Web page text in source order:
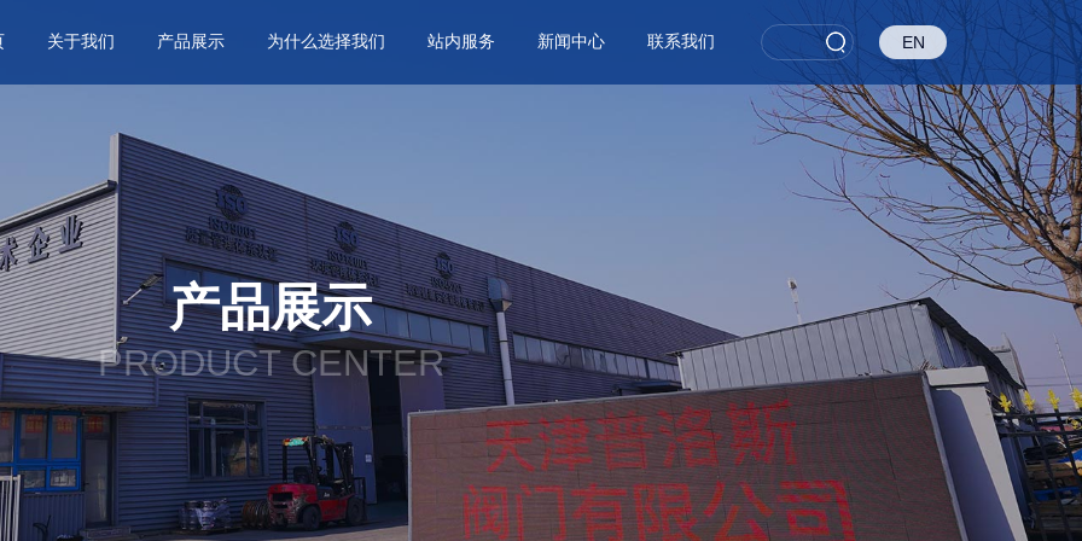
关于我们 产品展示 为什么选择我们 站内服务 新闻中心 联系我们 EN
产品展示
PRODUCT CENTER